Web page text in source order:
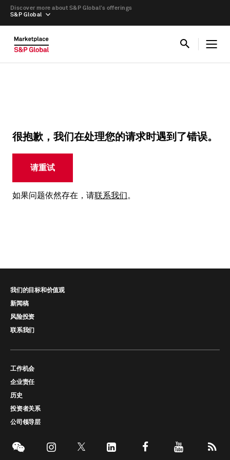
S&P Global
Discover more about S&P Global’s offerings
很抱歉，我们在处理您的请求时遇到了错误。
请重试
如果问题依然存在，请联系我们。
我们的目标和价值观
新闻稿
风险投资
联系我们
工作机会
企业责任
历史
投资者关系
公司领导层